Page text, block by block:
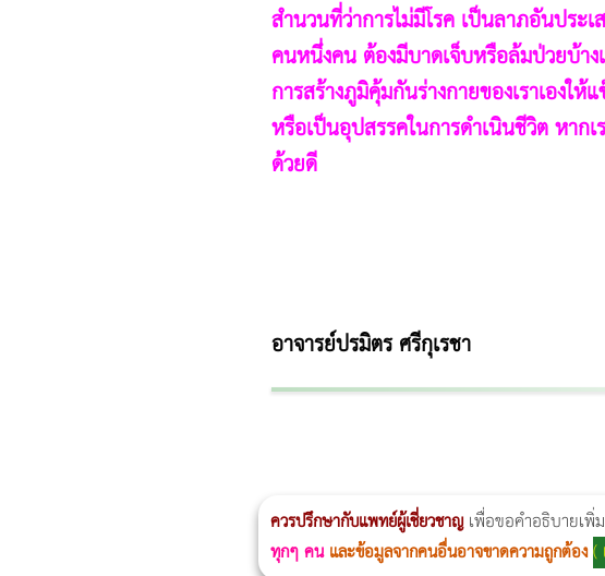
สำนวนที่ว่าการไม่มีโรค เป็นลาภอันประ
คนหนึ่งคน ต้องมีบาดเจ็บหรือล้มป่วยบ้า
การสร้างภูมิคุ้มกันร่างกายของเราเองใ
หรือเป็นอุปสรรคในการดำเนินชีวิต หาก
ด้วยดี
อาจารย์ปรมิตร ศรีกุเรชา
ควรปรึกษากับแพทย์ผู้เชี่ยวชาญเพื่อขอคำอธิบายเพิ่
ทุกๆ คน และข้อมูลจากคนอื่นอาจขาดความถูกต้อง(